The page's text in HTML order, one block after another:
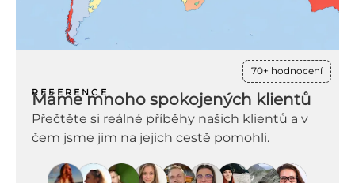
70+ hodnocení
REFERENCE
Máme mnoho spokojených klientů
Přečtěte si reálné příběhy našich klientů a v
čem jsme jim na jejich cestě pomohli.